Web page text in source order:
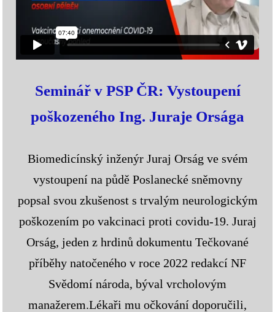
Seminář v PSP ČR: Vystoupení
poškozeného Ing. Juraje Orsága
Biomedicínský inženýr Juraj Orság ve svém
vystoupení na půdě Poslanecké sněmovny
popsal svou zkušenost s trvalým neurologickým
poškozením po vakcinaci proti covidu-19. Juraj
Orság, jeden z hrdinů dokumentu Tečkované
příběhy natočeného v roce 2022 redakcí NF
Svědomí národa, býval vrcholovým
manažerem.Lékaři mu očkování doporučili,